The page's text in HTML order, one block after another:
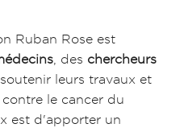
Ruban Rose est
, des chercheurs
leurs travaux et
le cancer du
est d'apporter un